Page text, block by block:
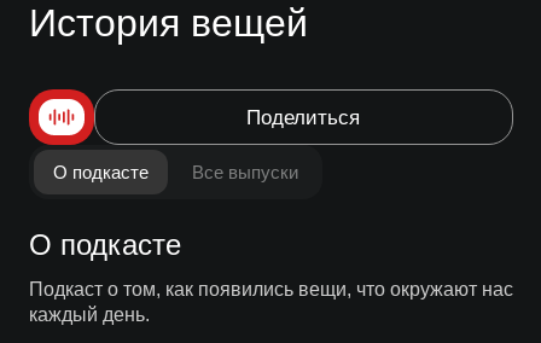
История вещей
Поделиться
О подкасте Все выпуски
О подкасте
Подкаст о том, как появились вещи, что окружают нас
каждый день.